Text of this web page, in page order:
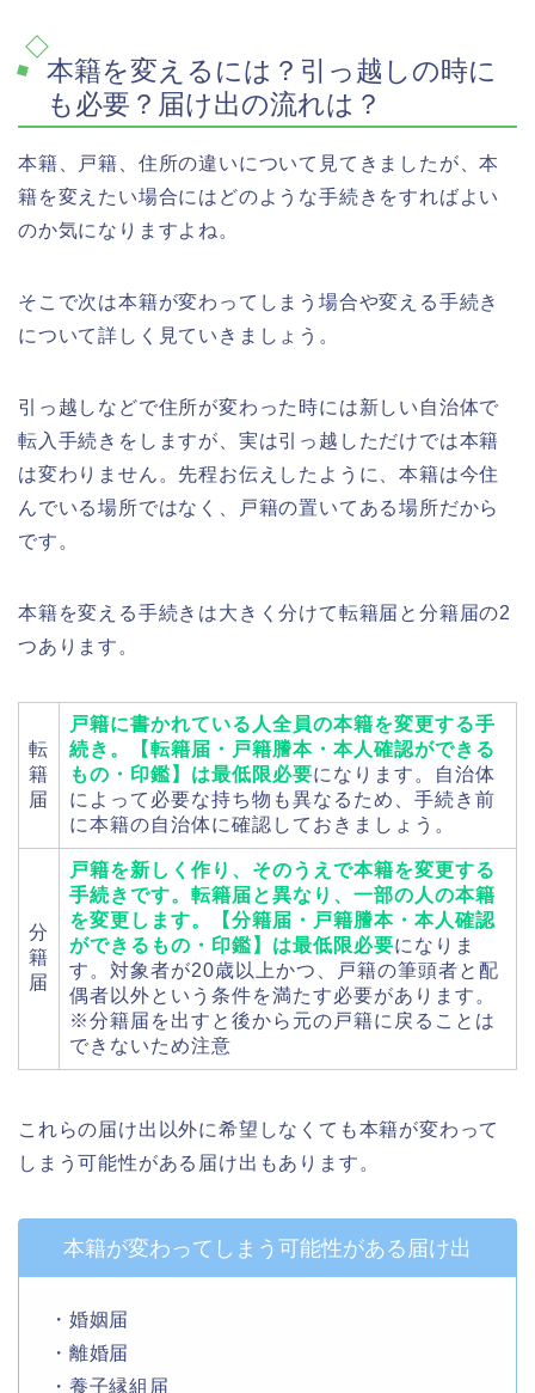
本籍を変えるには？引っ越しの時に
も必要？届け出の流れは？
本籍、戸籍、住所の違いについて見てきましたが、本
籍を変えたい場合にはどのような手続きをすればよい
のか気になりますよね。
そこで次は本籍が変わってしまう場合や変える手続き
について詳しく見ていきましょう。
引っ越しなどで住所が変わった時には新しい自治体で
転入手続きをしますが、実は引っ越しただけでは本籍
は変わりません。先程お伝えしたように、本籍は今住
んでいる場所ではなく、戸籍の置いてある場所だから
です。
本籍を変える手続きは大きく分けて転籍届と分籍届の2
つあります。
転
籍
届
戸籍に書かれている人全員の本籍を変更する手
続き。【転籍届・戸籍謄本・本人確認ができる
もの・印鑑】は最低限必要になります。自治体
によって必要な持ち物も異なるため、手続き前
に本籍の自治体に確認しておきましょう。
分
籍
届
戸籍を新しく作り、そのうえで本籍を変更する
手続きです。転籍届と異なり、一部の人の本籍
を変更します。【分籍届・戸籍謄本・本人確認
ができるもの・印鑑】は最低限必要になりま
す。対象者が20歳以上かつ、戸籍の筆頭者と配
偶者以外という条件を満たす必要があります。
※分籍届を出すと後から元の戸籍に戻ることは
できないため注意
これらの届け出以外に希望しなくても本籍が変わって
しまう可能性がある届け出もあります。
本籍が変わってしまう可能性がある届け出
・婚姻届
・離婚届
・養子縁組届